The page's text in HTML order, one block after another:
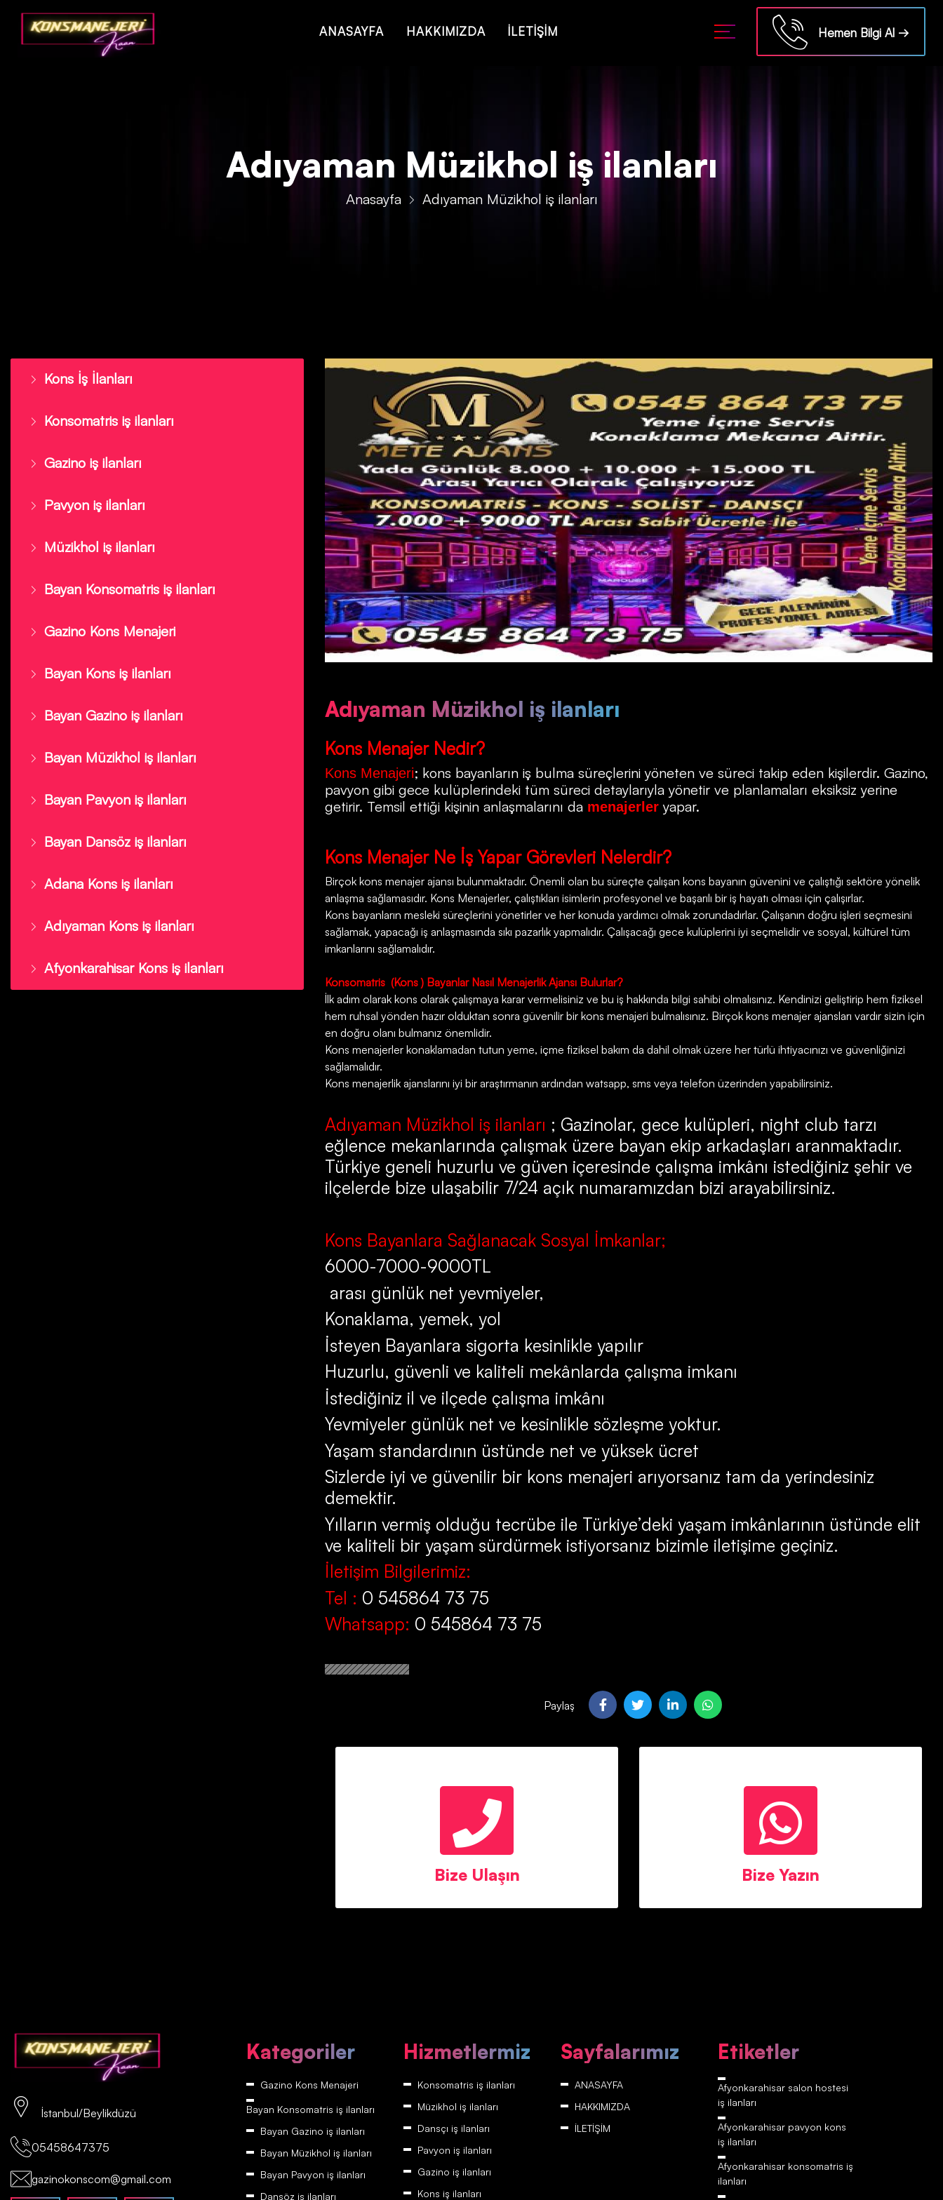
ANASAYFA HAKKIMIZDA İLETİŞİM Hemen Bilgi Al →
Adıyaman Müzikhol iş ilanları
Anasayfa Adıyaman Müzikhol iş ilanları
Kons İş İlanları
Konsomatris iş ilanları
Gazino iş ilanları
Pavyon iş ilanları
Müzikhol iş ilanları
Bayan Konsomatris iş ilanları
Gazino Kons Menajeri
Bayan Kons iş ilanları
Bayan Gazino iş ilanları
Bayan Müzikhol iş ilanları
Bayan Pavyon iş ilanları
Bayan Dansöz iş ilanları
Adana Kons iş ilanları
Adıyaman Kons iş ilanları
Afyonkarahisar Kons iş ilanları
Adıyaman Müzikhol iş ilanları
Kons Menajer Nedir?
Kons Menajeri; kons bayanların iş bulma süreçlerini yöneten ve süreci takip eden kişilerdir. Gazino,
pavyon gibi gece kulüplerindeki tüm süreci detaylarıyla yönetir ve planlamaları eksiksiz yerine
getirir. Temsil ettiği kişinin anlaşmalarını da menajerler yapar.
Kons Menajer Ne İş Yapar Görevleri Nelerdir?
Birçok kons menajer ajansı bulunmaktadır. Önemli olan bu süreçte çalışan kons bayanın güvenini ve çalıştığı sektöre yönelik
anlaşma sağlamasıdır. Kons Menajerler, çalıştıkları isimlerin profesyonel ve başarılı bir iş hayatı olması için çalışırlar.
Kons bayanların mesleki süreçlerini yönetirler ve her konuda yardımcı olmak zorundadırlar. Çalışanın doğru işleri seçmesini
sağlamak, yapacağı iş anlaşmasında sıkı pazarlık yapmalıdır. Çalışacağı gece kulüplerini iyi seçmelidir ve sosyal, kültürel tüm
imkanlarını sağlamalıdır.
Konsomatris (Kons ) Bayanlar Nasıl Menajerlik Ajansı Bulurlar?
İlk adım olarak kons olarak çalışmaya karar vermelisiniz ve bu iş hakkında bilgi sahibi olmalısınız. Kendinizi geliştirip hem fiziksel
hem ruhsal yönden hazır olduktan sonra güvenilir bir kons menajeri bulmalısınız. Birçok kons menajer ajansları vardır sizin için
en doğru olanı bulmanız önemlidir.
Kons menajerler konaklamadan tutun yeme, içme fiziksel bakım da dahil olmak üzere her türlü ihtiyacınızı ve güvenliğinizi
sağlamalıdır.
Kons menajerlik ajanslarını iyi bir araştırmanın ardından watsapp, sms veya telefon üzerinden yapabilirsiniz.
Adıyaman Müzikhol iş ilanları ; Gazinolar, gece kulüpleri, night club tarzı
eğlence mekanlarında çalışmak üzere bayan ekip arkadaşları aranmaktadır.
Türkiye geneli huzurlu ve güven içeresinde çalışma imkânı istediğiniz şehir ve
ilçelerde bize ulaşabilir 7/24 açık numaramızdan bizi arayabilirsiniz.
Kons Bayanlara Sağlanacak Sosyal İmkanlar;
6000-7000-9000TL
arası günlük net yevmiyeler,
Konaklama, yemek, yol
İsteyen Bayanlara sigorta kesinlikle yapılır
Huzurlu, güvenli ve kaliteli mekânlarda çalışma imkanı
İstediğiniz il ve ilçede çalışma imkânı
Yevmiyeler günlük net ve kesinlikle sözleşme yoktur.
Yaşam standardının üstünde net ve yüksek ücret
Sizlerde iyi ve güvenilir bir kons menajeri arıyorsanız tam da yerindesiniz
demektir.
Yılların vermiş olduğu tecrübe ile Türkiye’deki yaşam imkânlarının üstünde elit
ve kaliteli bir yaşam sürdürmek istiyorsanız bizimle iletişime geçiniz.
İletişim Bilgilerimiz:
Tel : 0 545864 73 75
Whatsapp: 0 545864 73 75
Paylaş
Bize Ulaşın
Telefon : 05458647375
Mete Bey
Bize Yazın
Whatsapp : 05458647375
Mete Bey
İstanbul/Beylikdüzü
05458647375
gazinokonscom@gmail.com
Kategoriler
Gazino Kons Menajeri
Bayan Konsomatris iş ilanları
Bayan Gazino iş ilanları
Bayan Müzikhol iş ilanları
Bayan Pavyon iş ilanları
Dansöz iş ilanları
Hizmetlermiz
Konsomatris iş ilanları
Müzikhol iş ilanları
Dansçı iş ilanları
Pavyon iş ilanları
Gazino iş ilanları
Kons iş ilanları
Sayfalarımız
ANASAYFA
HAKKIMIZDA
İLETİŞİM
Etiketler
Afyonkarahisar‎‎‎‎ salon hostesi
iş ilanları
Afyonkarahisar‎‎‎‎ pavyon kons
iş ilanları
Afyonkarahisar‎‎‎‎ konsomatris iş
ilanları